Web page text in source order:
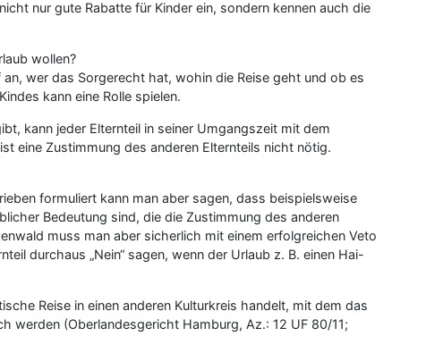
nur gute Rabatte für Kinder ein, sondern kennen auch die
wollen?
wer das Sorgerecht hat, wohin die Reise geht und ob es
kann eine Rolle spielen.
kann jeder Elternteil in seiner Umgangszeit mit dem
eine Zustimmung des anderen Elternteils nicht nötig.
formuliert kann man aber sagen, dass beispielsweise
Bedeutung sind, die die Zustimmung des anderen
muss man aber sicherlich mit einem erfolgreichen Veto
durchaus „Nein“ sagen, wenn der Urlaub z. B. einen Hai-
Reise in einen anderen Kulturkreis handelt, mit dem das
werden (Oberlandesgericht Hamburg, Az.: 12 UF 80/11;